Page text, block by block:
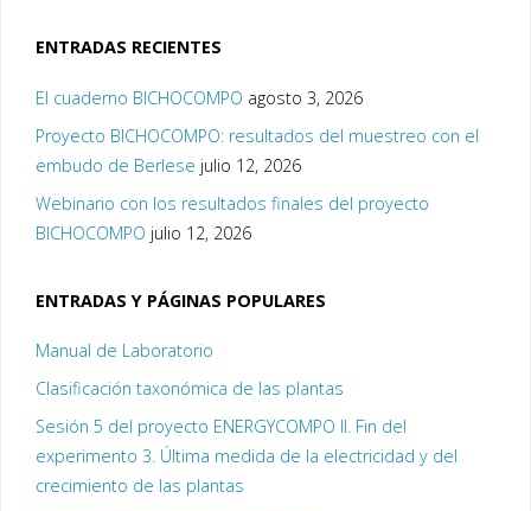
ENTRADAS RECIENTES
El cuaderno BICHOCOMPO agosto 3, 2026
Proyecto BICHOCOMPO: resultados del muestreo con el
embudo de Berlese julio 12, 2026
Webinario con los resultados finales del proyecto
BICHOCOMPO julio 12, 2026
ENTRADAS Y PÁGINAS POPULARES
Manual de Laboratorio
Clasificación taxonómica de las plantas
Sesión 5 del proyecto ENERGYCOMPO II. Fin del
experimento 3. Última medida de la electricidad y del
crecimiento de las plantas